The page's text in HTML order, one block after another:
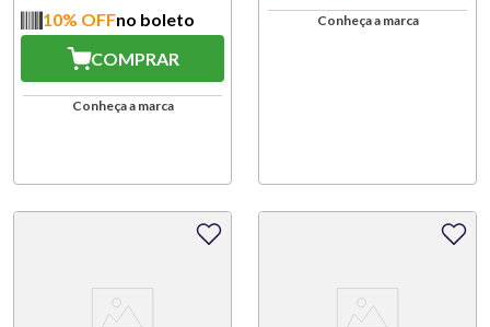
10% OFFno boleto
COMPRAR
Conheça a marca
Conheça a marca